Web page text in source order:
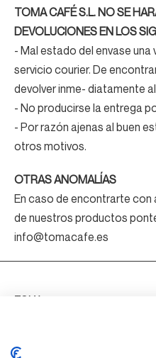
TOMA CAFÉ S.L. NO SE
DEVOLUCIONES EN LOS
- Mal estado del envase
servicio courier. De
devolver inme- diatamente
- No producirse la entrega
- Por razón ajenas al buen
otros motivos.
OTRAS ANOMALÍAS
En caso de encontrarte con
de nuestros productos
info@tomacafe.es
TOMA 1